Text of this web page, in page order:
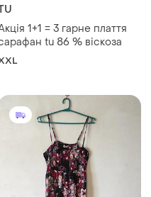
1+1 = 3 гарне плаття
сарафан tu 86 % вiскоза